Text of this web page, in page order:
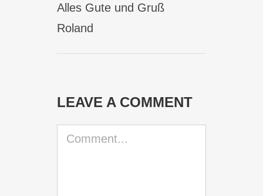
Alles Gute und Gruß
Roland
LEAVE A COMMENT
Comment